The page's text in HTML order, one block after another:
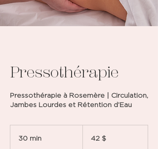
Pressothérapie
Pressothérapie à Rosemère | Circulation,
Jambes Lourdes et Rétention d’Eau
30 min 42 $